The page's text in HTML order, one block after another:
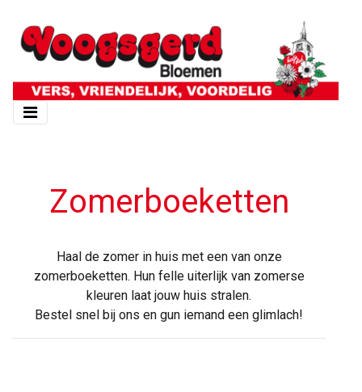
Zomerboeketten
Haal de zomer in huis met een van onze
zomerboeketten. Hun felle uiterlijk van zomerse
kleuren laat jouw huis stralen.
Bestel snel bij ons en gun iemand een glimlach!